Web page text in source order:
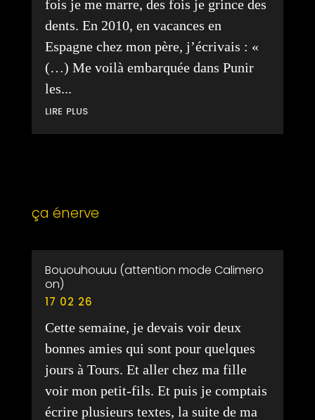
fois je me marre, des fois je grince des
dents. En 2010, en vacances en
Espagne chez mon père, j’écrivais : «
(…) Me voilà embarquée dans Punir
les...
lire plus
ça énerve
Bououhouuu (attention mode Calimero
on)
17 02 26
Cette semaine, je devais voir deux
bonnes amies qui sont pour quelques
jours à Tours. Et aller chez ma fille
voir mon petit-fils. Et puis je comptais
écrire plusieurs textes, la suite de ma